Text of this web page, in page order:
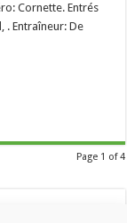
Cornette. Entrés
. Entraîneur: De
Page 1 of 4